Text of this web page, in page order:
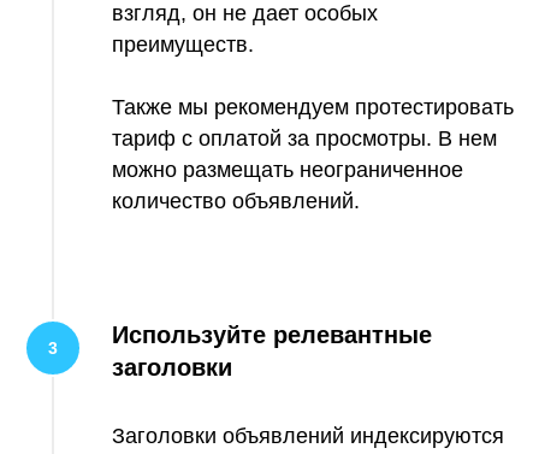
взгляд, он не дает особых
преимуществ.
Также мы рекомендуем протестировать
тариф с оплатой за просмотры. В нем
можно размещать неограниченное
количество объявлений.
Используйте релевантные
заголовки
Заголовки объявлений индексируются